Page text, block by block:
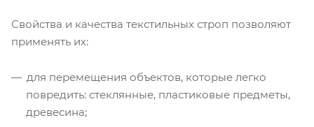
Свойства и качества текстильных строп позволяют
применять их:
для перемещения объектов, которые легко
повредить: стеклянные, пластиковые предметы,
древесина;